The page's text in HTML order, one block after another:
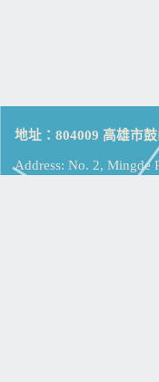
地址：804009 高雄市
Address: No. 2, Mingde
Taiwan (R.O.C.)